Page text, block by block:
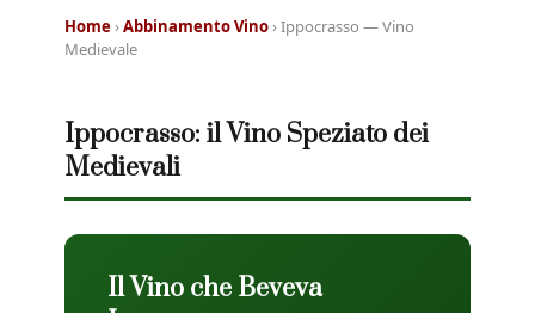
Home›Abbinamento Vino› Ippocrasso — Vino
Medievale
Ippocrasso: il Vino Speziato dei
Medievali
Il Vino che Beveva